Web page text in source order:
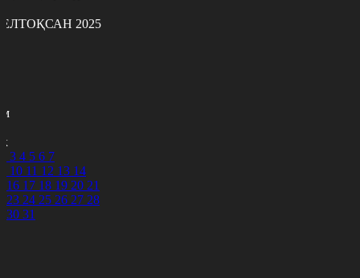
2025
3 4 5 6 7
10 11 12 13 14
16 17 18 19 20 21
23 24 25 26 27 28
30 31